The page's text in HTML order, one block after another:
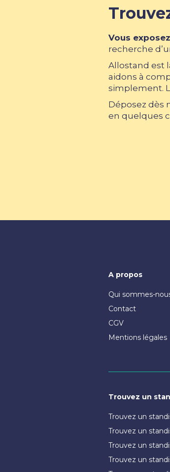
Vous
recherche
Allostand est
aidons à
simplement.
Déposez dès
en quelques
A propos
Qui sommes-
Contact
CGV
Mentions légales
Trouvez un
Trouvez un
Trouvez un
Trouvez un
Trouvez un